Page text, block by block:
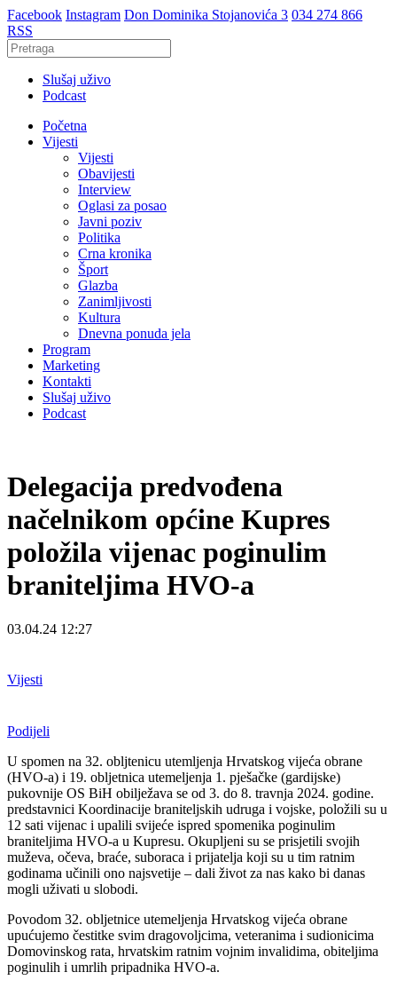
Facebook Instagram Don Dominika Stojanovića 3 034 274 866
RSS
Slušaj uživo
Podcast
Početna
Vijesti
Vijesti
Obavijesti
Interview
Oglasi za posao
Javni poziv
Politika
Crna kronika
Šport
Glazba
Zanimljivosti
Kultura
Dnevna ponuda jela
Program
Marketing
Kontakti
Slušaj uživo
Podcast
Delegacija predvođena
načelnikom općine Kupres
položila vijenac poginulim
braniteljima HVO-a
03.04.24 12:27
Vijesti
Podijeli
U spomen na 32. obljtenicu utemljenja Hrvatskog vijeća obrane
(HVO-a) i 19. obljetnica utemeljenja 1. pješačke (gardijske)
pukovnije OS BiH obilježava se od 3. do 8. travnja 2024. godine.
predstavnici Koordinacije braniteljskih udruga i vojske, položili su u
12 sati vijenac i upalili svijeće ispred spomenika poginulim
braniteljima HVO-a u Kupresu. Okupljeni su se prisjetili svojih
muževa, očeva, braće, suboraca i prijatelja koji su u tim ratnim
godinama učinili ono najsvetije – dali život za nas kako bi danas
mogli uživati u slobodi.
Povodom 32. obljetnice utemeljenja Hrvatskog vijeća obrane
upućujemo čestitke svim dragovoljcima, veteranima i sudionicima
Domovinskog rata, hrvatskim ratnim vojnim invalidima, obiteljima
poginulih i umrlih pripadnika HVO-a.